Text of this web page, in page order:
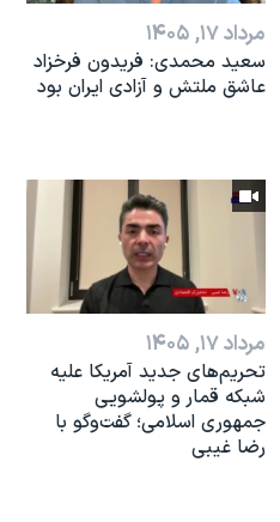
مرداد ۱۷, ۱۴۰۵
سعید محمدی: فریدون فرخزاد
عاشق ملتش و آزادی ایران بود
مرداد ۱۷, ۱۴۰۵
تحریم‌های جدید آمریکا علیه
شبکه قمار و پولشویی
جمهوری اسلامی؛ گفت‌وگو با
رضا غیبی